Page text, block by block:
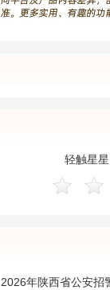
轻触星
2026年陕西省公安招